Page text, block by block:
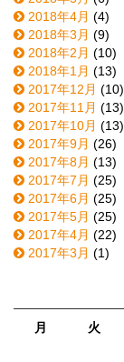
2018年4月 (4)
2018年3月 (9)
2018年2月 (10)
2018年1月 (13)
2017年12月 (10)
2017年11月 (13)
2017年10月 (13)
2017年9月 (26)
2017年8月 (13)
2017年7月 (25)
2017年6月 (25)
2017年5月 (25)
2017年4月 (22)
2017年3月 (1)
月 火